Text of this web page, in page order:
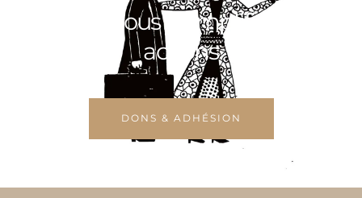
Aidez-nous à amplifier nos
actions
DONS & ADHÉSION